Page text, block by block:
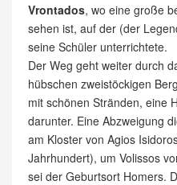
Vrontados, wo eine große
sehen ist, auf der (der
seine Schüler unterrichtete.
Der Weg geht weiter durch
hübschen zweistöckigen
mit schönen Stränden, eine
darunter. Eine Abzweigung
am Kloster von Agios
Jahrhundert), um Volissos
sei der Geburtsort Homers.